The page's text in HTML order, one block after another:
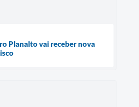
Planalto vai receber nova